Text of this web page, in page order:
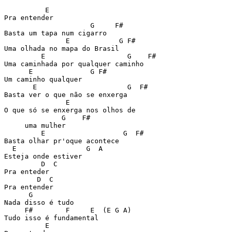
          E
Pra entender
                     G     F#
Basta um tapa num cigarro
               E            G F#
Uma olhada no mapa do Brasil
         E                    G    F#
Uma caminhada por qualquer caminho
      E              G F#
Um caminho qualquer
       E                      G  F#
Basta ver o que não se enxerga
               E
O que só se enxerga nos olhos de
              G    F#
     uma mulher
         E                   G  F#
Basta olhar pr'oque acontece
  E                 G  A
Esteja onde estiver
         D  C
Pra enteder
        D  C
Pra entender
      G
Nada disso é tudo
     F#        F     E  (E G A)
Tudo isso é fundamental
          E